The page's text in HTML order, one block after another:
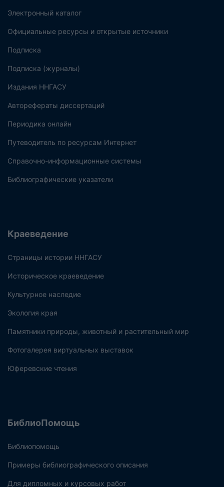
Электронный каталог
Официальные ресурсы и открытые источники
Подписка
Подписка (журналы)
Издания ННГАСУ
Авторефераты диссертаций
Периодика онлайн
Путеводитель по ресурсам Интернет
Справочно-информационные системы
Библиографические указатели
Краеведение
Страницы истории ННГАСУ
Историческое краеведение
Культурное наследие
Экология края
Памятники природы, животный и растительный мир
Фотогалерея виртуальных выставок
Юферевские чтения
БиблиоПомощь
Библиопомощь
Примеры библиографического описания
Для дипломных и курсовых работ